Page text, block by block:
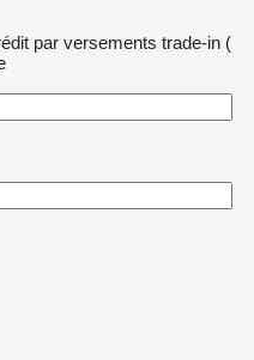
par versements trade-in (